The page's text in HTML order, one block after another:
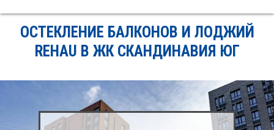
ОСТЕКЛЕНИЕ БАЛКОНОВ И ЛОДЖИЙ
REHAU В ЖК СКАНДИНАВИЯ ЮГ